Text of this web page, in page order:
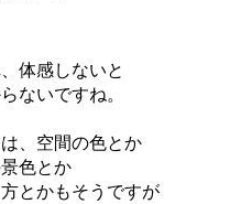
体感しないと
ないですね。
、空間の色とか
色とか
方とかもそうですが